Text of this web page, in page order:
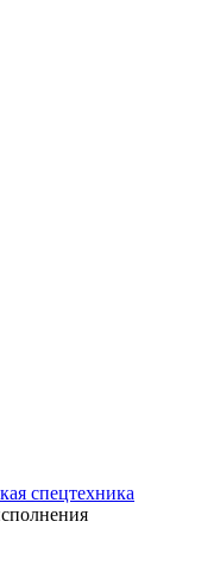
спецтехника